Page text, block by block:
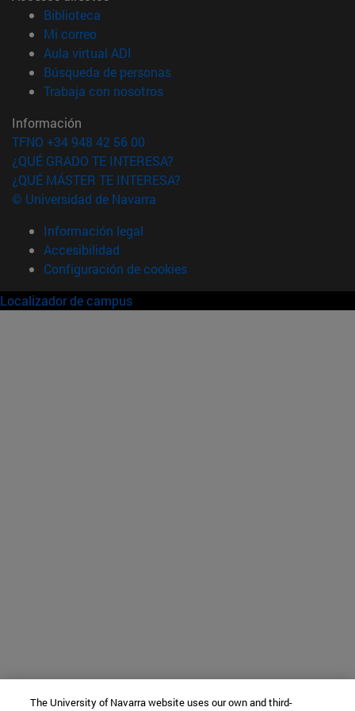
Biblioteca
Mi correo(abre en nueva ventana)
Aula virtual ADI
Búsqueda de personas(abre en nueva ventana)
Trabaja con nosotros(abre en nueva ventana)
Información
TFNO +34 948 42 56 00
¿QUÉ GRADO TE INTERESA?
¿QUÉ MÁSTER TE INTERESA?
© Universidad de Navarra
Información legal
Accesibilidad
Configuración de cookies
Localizador de campus
The University of Navarra website uses our own and third-